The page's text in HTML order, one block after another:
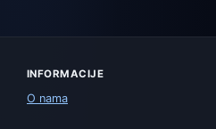
INFORMACIJE
O nama